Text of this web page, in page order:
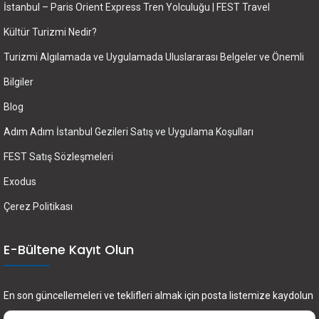
İstanbul – Paris Orient Express Tren Yolculuğu | FEST Travel
Kültür Turizmi Nedir?
Turizmi Algılamada ve Uygulamada Uluslararası Belgeler ve Önemli
Bilgiler
Blog
Adım Adım İstanbul Gezileri Satış ve Uygulama Koşulları
FEST Satış Sözleşmeleri
Exodus
Çerez Politikası
E-Bültene Kayıt Olun
En son güncellemeleri ve teklifleri almak için posta listemize kaydolun